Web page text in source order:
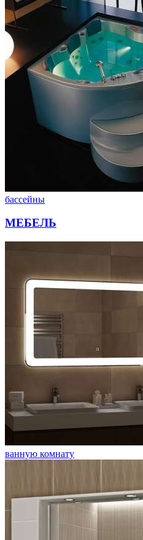
бассейны
МЕБЕЛЬ
ванную комнату